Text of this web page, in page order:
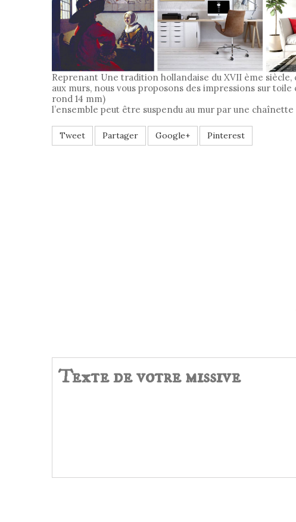
Reprenant Une tradition hollandaise du XVII ème
aux murs, nous vous proposons des impressions sur
rond 14 mm)
l’ensemble peut être suspendu au mur par une
Tweet Partager Google+ Pinterest